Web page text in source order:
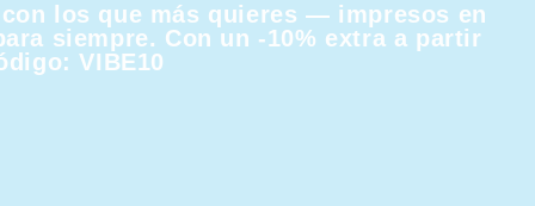
los que más quieres — impresos en
siempre. Con un -10% extra a partir
VIBE10